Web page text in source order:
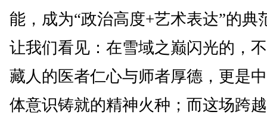
能，成为“政治高度+艺术表达”的典
让我们看见：在雪域之巅闪光的，
藏人的医者仁心与师者厚德，更是
体意识铸就的精神火种；而这场跨